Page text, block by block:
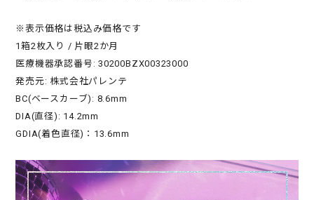
※表示価格は税込み価格です
1箱2枚入り / 片眼2か月
医療機器承認番号: 30200BZX00323000
発売元: 株式会社パレンテ
BC(ベースカーブ): 8.6mm
DIA(直径): 14.2mm
GDIA(着色直径)：13.6mm